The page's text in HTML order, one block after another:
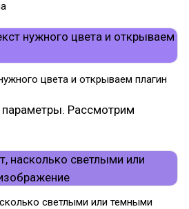
цвета и открываем плагин
Рассмотрим
светлыми или темными